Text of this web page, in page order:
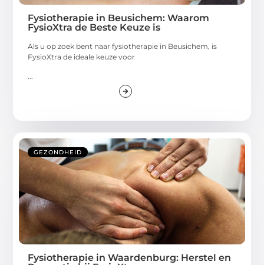
Fysiotherapie in Beusichem: Waarom
FysioXtra de Beste Keuze is
Als u op zoek bent naar fysiotherapie in Beusichem, is
FysioXtra de ideale keuze voor
GEZONDHEID
Fysiotherapie in Waardenburg: Herstel en